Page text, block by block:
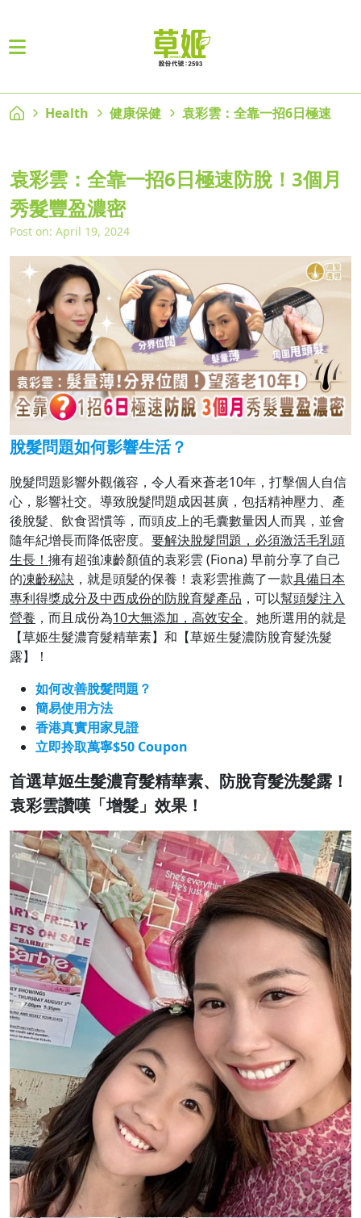
Health 健康保健 袁彩雲：全靠一招6日極速
袁彩雲：全靠一招6日極速防脫！3個月
秀髮豐盈濃密
Post on: April 19, 2024
脫髮問題如何影響生活？
脫髮問題影響外觀儀容，令人看來蒼老10年，打擊個人自信
心，影響社交。導致脫髮問題成因甚廣，包括精神壓力、產
後脫髮、飲食習慣等，而頭皮上的毛囊數量因人而異，並會
隨年紀增長而降低密度。 要解決脫髮問題，必須激活毛乳頭
生長！ 擁有超強凍齡顏值的袁彩雲 (Fiona) 早前分享了自己
的凍齡秘訣 ，就是頭髮的保養！袁彩雲推薦了一款具備日本
專利得獎成分及中西成份的防脫育髮產品 ，可以幫頭髮注入
營養 ，而且成份為10大無添加，高效安全。她所選用的就是
【草姬生髮濃育髮精華素】和【草姬生髮濃防脫育髮洗髮
露】！
如何改善脫髮問題？
簡易使用方法
香港真實用家見證
立即拎取萬寧$50 Coupon
首選草姬生髮濃育髮精華素、防脫育髮洗髮露！
袁彩雲讚嘆「增髮」效果！